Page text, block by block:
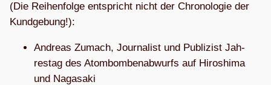
(Die Rei­hen­folge ent­spricht nicht der Chro­no­lo­gie der
Kundgebung!):
Andreas Zumach, Jour­na­list und Publi­zist Jah­
res­tag des Atom­bom­ben­ab­wurfs auf Hiro­shima
und Naga­saki